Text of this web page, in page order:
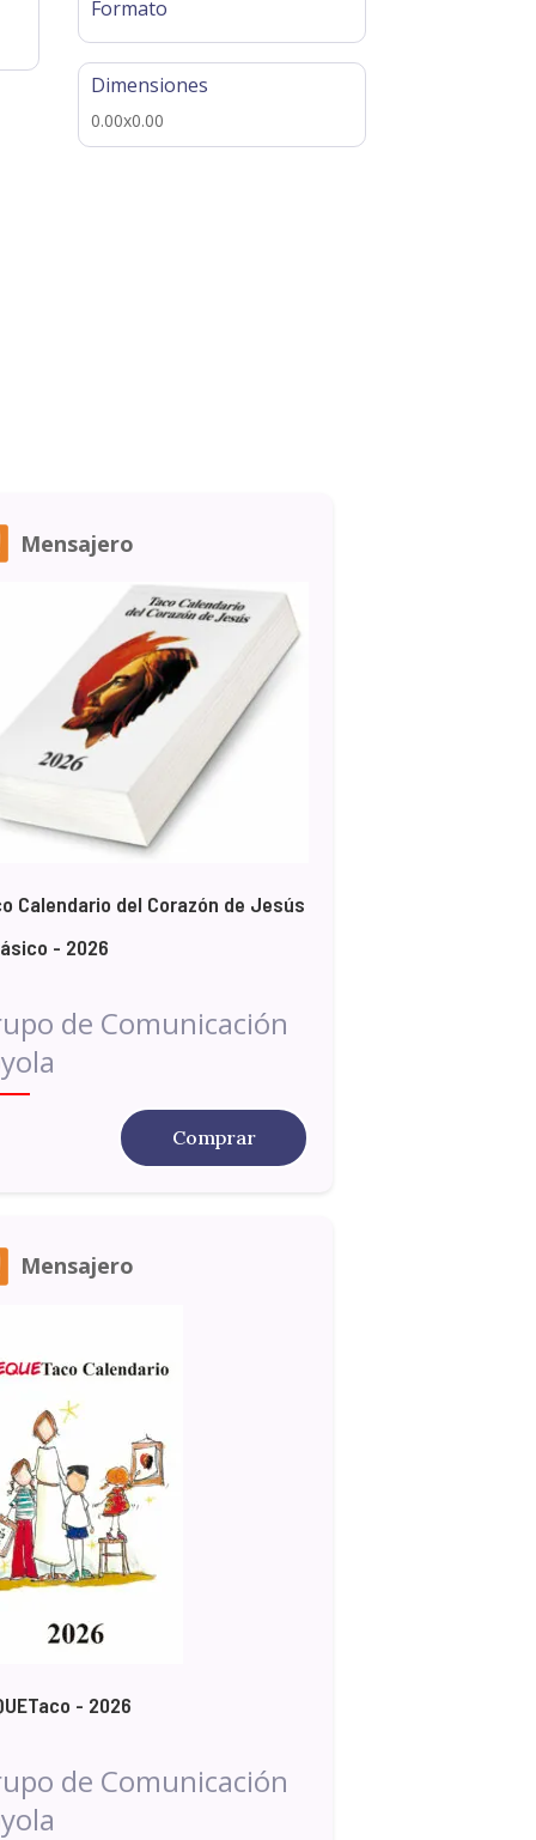
Formato
Dimensiones
0.00x0.00
Mensajero
Calendario del Corazón de Jesús
- 2026
de Comunicación
Comprar
Mensajero
- 2026
de Comunicación